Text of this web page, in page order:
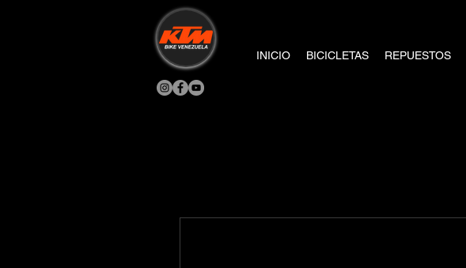
INICIO BICICLETAS REPUESTOS